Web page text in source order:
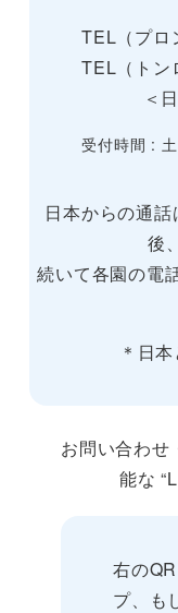
TEL（プロ
TEL（ト
＜
受付時間 :
日本からの通
後
続いて各園の電
＊日
お問い合わせ
能な
右の
プ、も